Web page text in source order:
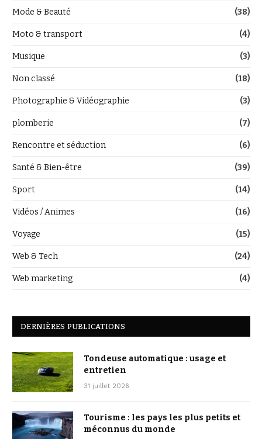
Mode & Beauté (38)
Moto & transport (4)
Musique (3)
Non classé (18)
Photographie & Vidéographie (3)
plomberie (7)
Rencontre et séduction (6)
Santé & Bien-être (39)
Sport (14)
Vidéos / Animes (16)
Voyage (15)
Web & Tech (24)
Web marketing (4)
DERNIÈRES PUBLICATIONS
Tondeuse automatique : usage et
entretien
31 juillet 2026
Tourisme : les pays les plus petits et
méconnus du monde